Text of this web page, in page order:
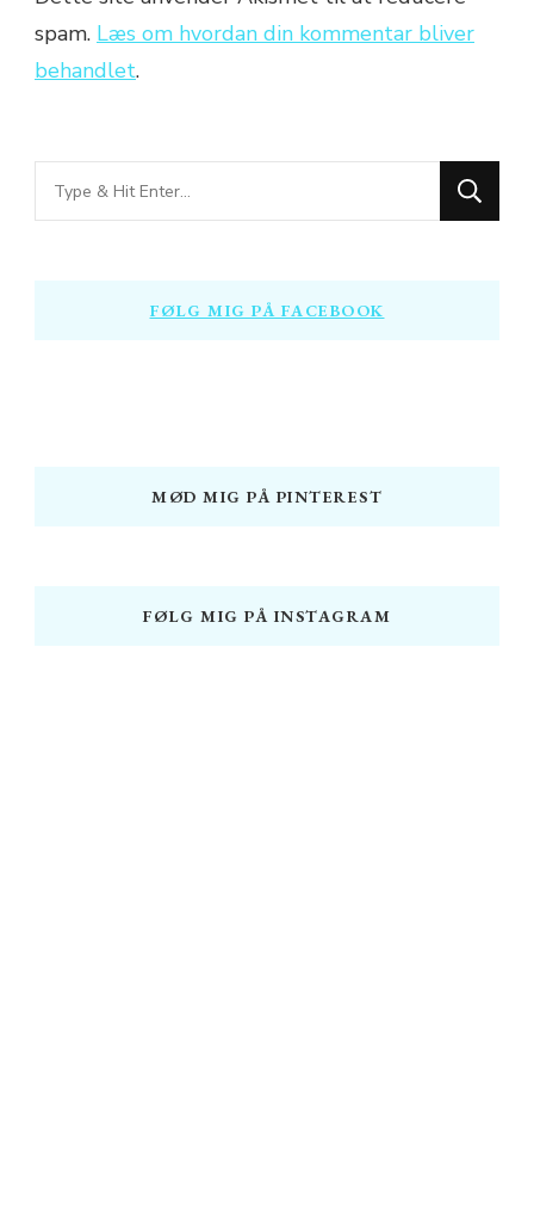
spam. Læs om hvordan din kommentar bliver
behandlet.
Looking
for
FØLG MIG PÅ FACEBOOK
MØD MIG PÅ PINTEREST
FØLG MIG PÅ INSTAGRAM